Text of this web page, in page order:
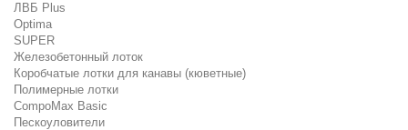
ЛВБ Plus
Optima
SUPER
Железобетонный лоток
Коробчатые лотки для канавы (кюветные)
Полимерные лотки
CompoMax Basic
Пескоуловители